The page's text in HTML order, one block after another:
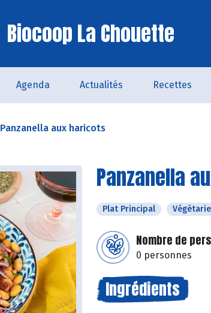
Biocoop La Chouette
Agenda Actualités Recettes
Panzanella aux haricots
Panzanella
Plat Principal
Nombre de
0 personnes
Ingrédients